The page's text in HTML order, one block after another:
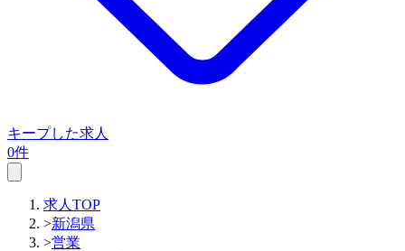
キープした求人
0件
求人TOP
>新潟県
>営業